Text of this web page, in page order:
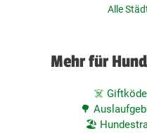
Alle
Mehr für
☠️
🌳
🏖️